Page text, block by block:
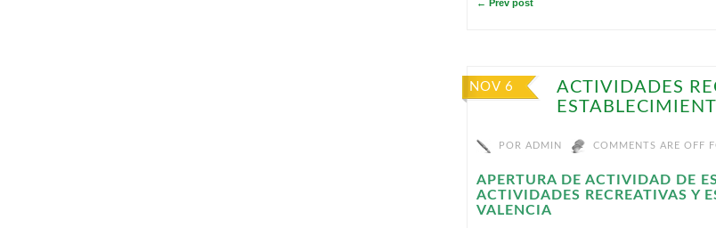
← Prev post
NOV 6
ACTIVIDADES
PORADMIN COMMENTS ARE OFF
APERTURA DE ACTIVIDAD DE
ACTIVIDADES RECREATIVAS Y
VALENCIA